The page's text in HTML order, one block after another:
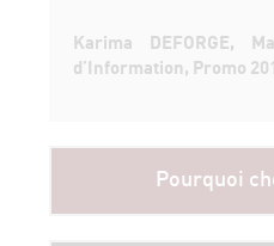
Karima DEFORGE,
d’Information, Promo
Pourquoi